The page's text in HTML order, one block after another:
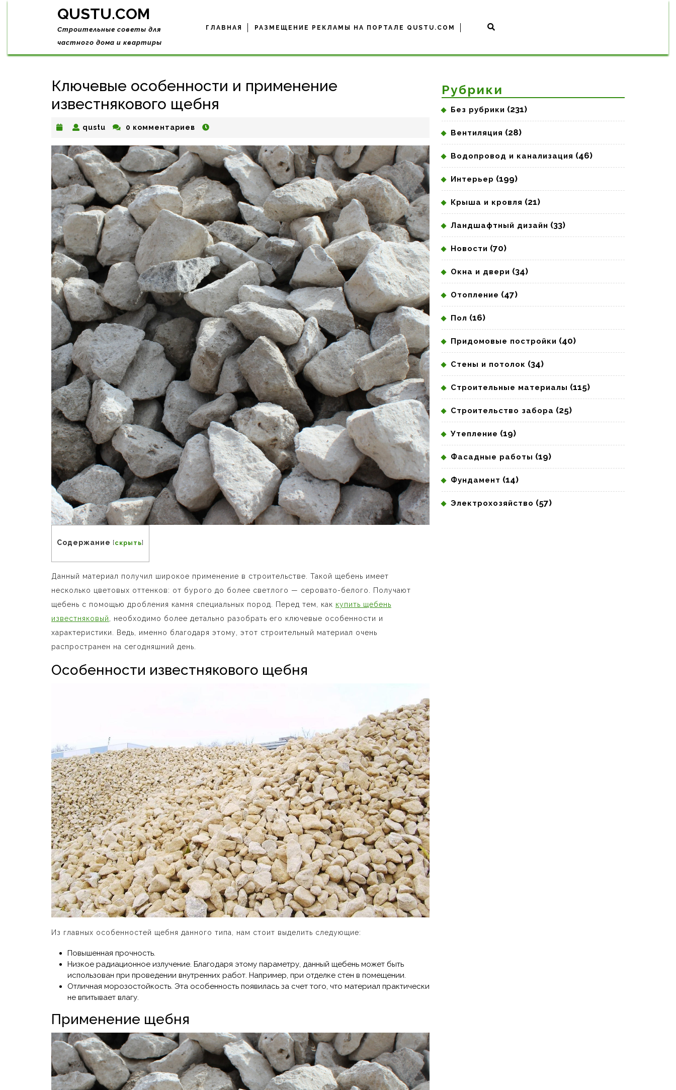
Skip
QUSTU.COM
Строительные советы для
частного дома и квартиры
ГЛАВНАЯ РАЗМЕЩЕНИЕ РЕКЛАМЫ НА ПОРТАЛЕ QUSTU.COM
Ключевые особенности и применение
известнякового щебня
qustu qustu0 комментариев
Содержание [скрыть]
Данный материал получил широкое применение в строительстве. Такой щебень имеет
несколько цветовых оттенков: от бурого до более светлого — серовато-белого. Получают
щебень с помощью дробления камня специальных пород. Перед тем, как купить щебень
известняковый
, необходимо более детально разобрать его ключевые особенности и
характеристики. Ведь, именно благодаря этому, этот строительный материал очень
распространен на сегодняшний день.
Особенности известнякового щебня
Из главных особенностей щебня данного типа, нам стоит выделить следующие:
Повышенная прочность.
Низкое радиационное излучение. Благодаря этому параметру, данный щебень может быть
использован при проведении внутренних работ. Например, при отделке стен в помещении.
Отличная морозостойкость. Эта особенность появилась за счет того, что материал практически
не впитывает влагу.
Применение щебня
Рубрики
Без рубрики (231)
Вентиляция (28)
Водопровод и канализация (46)
Интерьер (199)
Крыша и кровля (21)
Ландшафтный дизайн (33)
Новости (70)
Окна и двери (34)
Отопление (47)
Пол (16)
Придомовые постройки (40)
Стены и потолок (34)
Строительные материалы (115)
Строительство забора (25)
Утепление (19)
Фасадные работы (19)
Фундамент (14)
Электрохозяйство (57)